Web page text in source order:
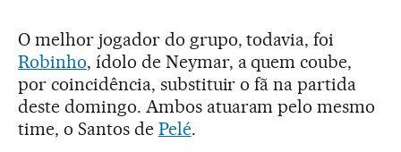
O melhor jogador do grupo, todavia, foi
Robinho, ídolo de Neymar, a quem coube,
por coincidência, substituir o fã na partida
deste domingo. Ambos atuaram pelo mesmo
time, o Santos de Pelé.